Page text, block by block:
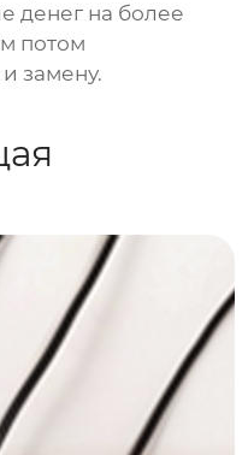
денег на более
потом
замену.